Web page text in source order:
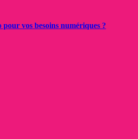
pour vos besoins numériques ?